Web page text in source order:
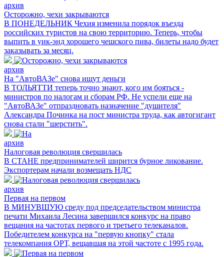
архив
Осторожно, чехи закрываются
В ПОНЕДЕЛЬНИК Чехия изменила порядок въезда
российских туристов на свою территорию. Теперь, чтобы
выпить в уик-энд хорошего чешского пива, билеты надо будет
заказывать за месяц.
архив
На "АвтоВАЗе" снова ищут деньги
В ТОЛЬЯТТИ теперь точно знают, кого им бояться -
министров по налогам и сборам РФ. Не успели еще на
"АвтоВАЗе" отпраздновать назначение "душителя"
Александра Починка на пост министра труда, как автогигант
снова стали "шерстить".
архив
Налоговая революция свершилась
В СТАНЕ предпринимателей ширится бурное ликование.
Экспортерам начали возмещать НДС
архив
Первая на первом
В МИНУВШУЮ среду под председательством министра
печати Михаила Лесина завершился конкурс на право
вещания на частотах первого и третьего телеканалов.
Победителем конкурса на "первую кнопку" стала
телекомпания ОРТ, вещавшая на этой частоте с 1995 года.